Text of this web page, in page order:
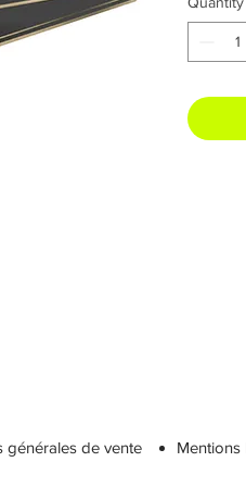
générales de vente Mentions